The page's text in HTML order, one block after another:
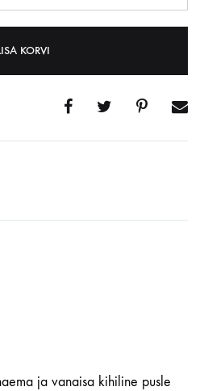
KORVI
ja vanaisa kihiline pusle